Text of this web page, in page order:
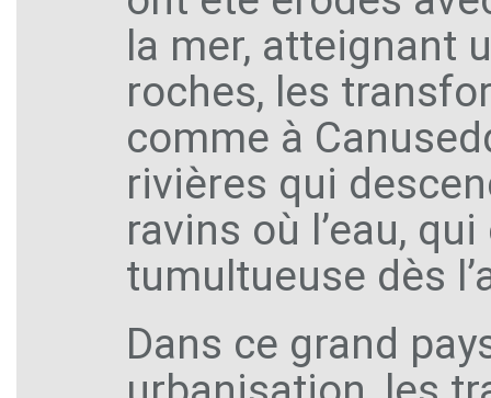
la mer, atteignant
roches, les
comme à
rivières qui
ravins où l’eau,
tumultueuse dès
Dans ce grand